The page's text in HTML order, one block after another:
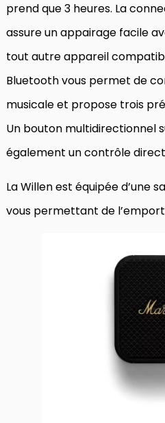
prend que 3 heures. La
assure un appairage facile
tout autre appareil
Bluetooth vous permet de
musicale et propose trois
Un bouton multidirectionnel
également un contrôle
La Willen est équipée d’une
vous permettant de